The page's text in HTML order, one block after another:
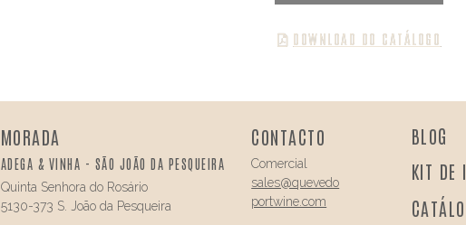
DOWNLOAD DO CATÁLOGO
MORADA
ADEGA & VINHA - SÃO JOÃO DA PESQUEIRA
Quinta Senhora do Rosário
5130-373 S. João da Pesqueira
CONTACTO
Comercial
sales@quevedo
portwine.com
BLOG
KIT DE